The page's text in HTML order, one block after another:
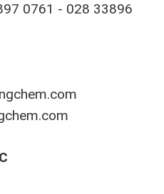
0761 - 028 33896